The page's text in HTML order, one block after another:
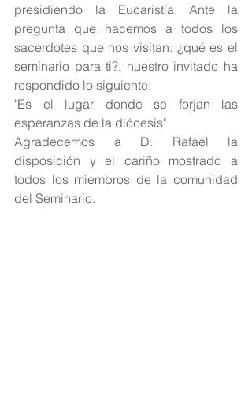
presidiendo la Eucaristía. Ante la
pregunta que hacemos a todos los
sacerdotes que nos visitan: ¿qué es el
seminario para ti?, nuestro invitado ha
respondido lo siguiente:
"Es el lugar donde se forjan las
esperanzas de la diócesis"
Agradecemos a D. Rafael la
disposición y el cariño mostrado a
todos los miembros de la comunidad
del Seminario.